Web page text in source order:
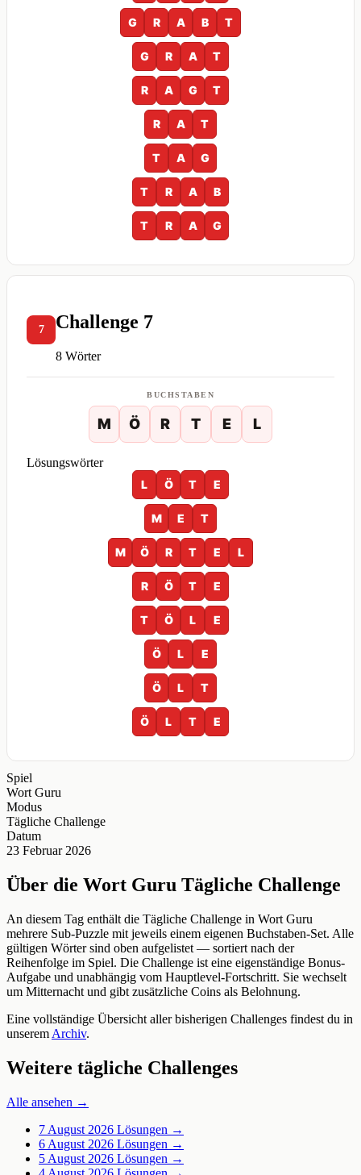
G R A B T
G R A T
R A G T
R A T
T A G
T R A B
T R A G
7 Challenge 7
8 Wörter
BUCHSTABEN
M Ö R T E L
Lösungswörter
L
Ö T E
M E T
M Ö R T E L
R Ö T E
T Ö L E
Ö L E
Ö L T
Ö L T E
Spiel
Wort Guru
Modus
Tägliche Challenge
Datum
23 Februar 2026
Über die Wort Guru Tägliche Challenge
An diesem Tag enthält die Tägliche Challenge in Wort Guru
mehrere Sub-Puzzle mit jeweils einem eigenen Buchstaben-Set. Alle
gültigen Wörter sind oben aufgelistet — sortiert nach der
Reihenfolge im Spiel. Die Challenge ist eine eigenständige Bonus-
Aufgabe und unabhängig vom Hauptlevel-Fortschritt. Sie wechselt
um Mitternacht und gibt zusätzliche Coins als Belohnung.
Eine vollständige Übersicht aller bisherigen Challenges findest du in
unserem Archiv.
Weitere tägliche Challenges
Alle ansehen →
7 August 2026 Lösungen →
6 August 2026 Lösungen →
5 August 2026 Lösungen →